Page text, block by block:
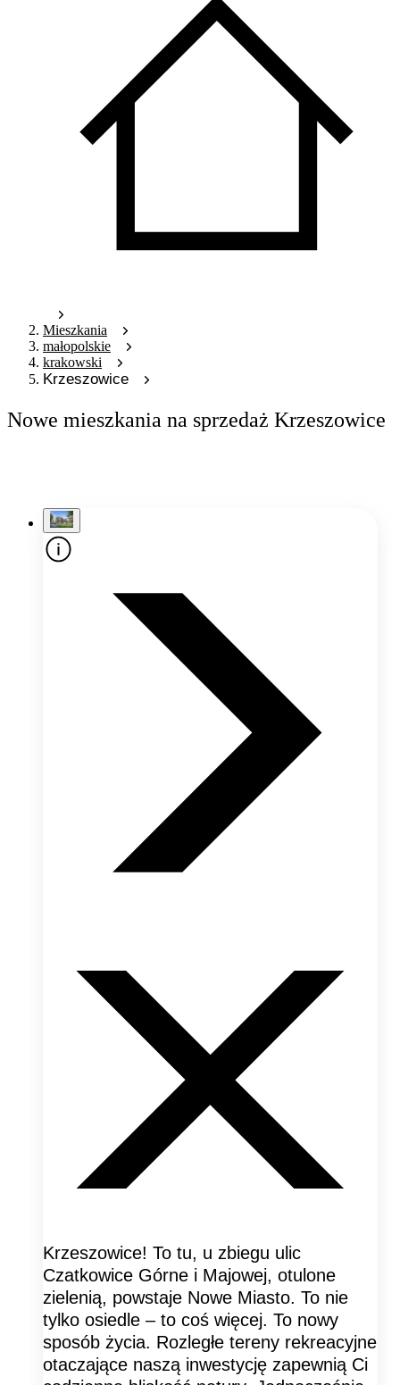
Mieszkania
małopolskie
krakowski
Krzeszowice
Nowe mieszkania na sprzedaż Krzeszowice
Krzeszowice! To tu, u zbiegu ulic
Czatkowice Górne i Majowej, otulone
zielenią, powstaje Nowe Miasto. To nie
tylko osiedle – to coś więcej. To nowy
sposób życia. Rozległe tereny rekreacyjne
otaczające naszą inwestycję zapewnią Ci